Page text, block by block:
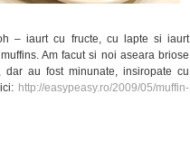
– iaurt cu fructe, cu lapte si iaurt
Am facut si noi aseara briose
au fost minunate, insiropate cu
http://easypeasy.ro/2009/05/muffin-